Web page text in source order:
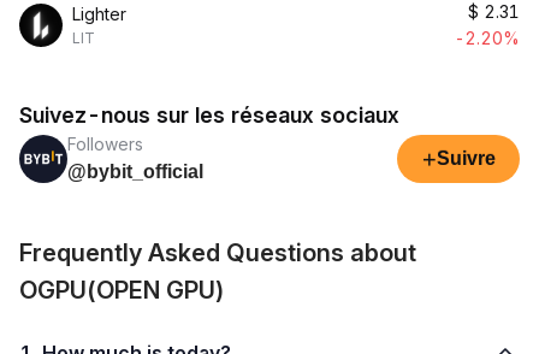
Lighter
LIT
$ 2.31
-2.20%
Suivez-nous sur les réseaux sociaux
Followers
@bybit_official
+Suivre
Frequently Asked Questions about
OGPU(OPEN GPU)